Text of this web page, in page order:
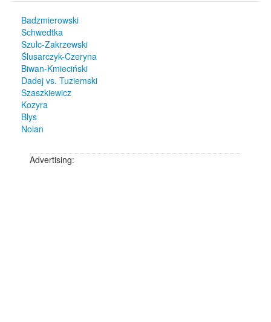
Badzmierowski
Schwedtka
Szulc-Zakrzewski
Ślusarczyk-Czeryna
Biwan-Kmieciński
Dadej vs. Tuziemski
Szaszkiewicz
Kozyra
Blys
Nolan
Advertising: